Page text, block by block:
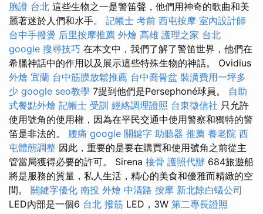
胞證 台北 這些生物之一是警笛聲，他們用神奇的歌曲和美
麗著迷於人們和水手。 記帳士 考前 西屯按摩 室內設計師
台中手撥燙 后里按摩推薦 外燴 高雄 護理之家 台北
google 搜尋技巧 在本文中，我們了解了警笛世界，他們在
希臘神話中的作用以及展示這些特殊生物的神話。 Ovidius
外燴 宜蘭 台中筋膜放鬆推薦 台中喬骨盆 裝潢費用一坪多
少 google seo教學 7提到他們是Persephoné球員。 自助
式餐點外燴 記帳士 受訓 經絡調理證照 台東徵信社 只允許
使用號角的使用權，因為在平民交通中使用警察和獨特的警
笛是非法的。 腰痛 google 關鍵字 助聽器 推薦 養老院 西
屯體態調整 因此，重要的是要在購買和使用號角之前從主
管當局獲得必要的許可。 Sirena 接骨 護照代辦 684旅遊船
將是服務的質量，私人生活，精心的美食和優雅而精緻的空
間。 關鍵字優化 南投 外燴 中清路 按摩 新北除白蟻公司
LED內部是一個6 台北 撥筋 LED，3W 第二專長證照